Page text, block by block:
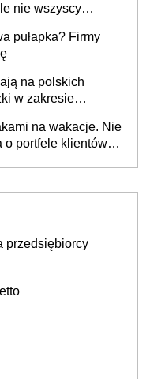
nie wszyscy
pułapka? Firmy
na polskich
w zakresie
na wakacje. Nie
o portfele klientów
przedsiębiorcy